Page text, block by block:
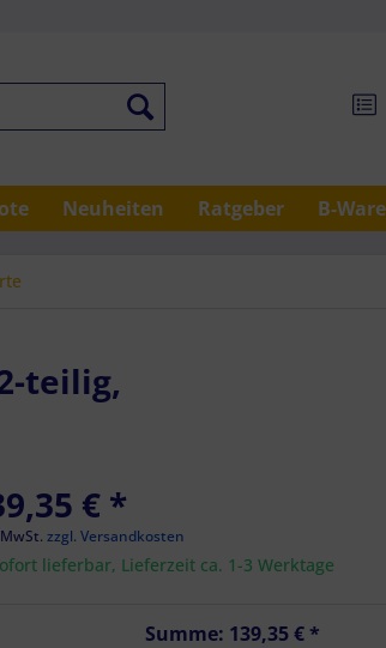
Neuheiten Ratgeber B-
teilig,
€ *
zzgl. Versandkosten
lieferbar, Lieferzeit ca. 1-3 Werktage
Summe: 139,35 €*